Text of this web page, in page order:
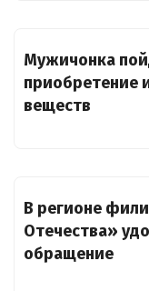
Мужичонка
приобретение
веществ
В регионе
Отечества»
обращение